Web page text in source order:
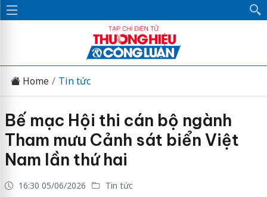
Home Tin tức
Bế mạc Hội thi cán bộ ngành
Tham mưu Cảnh sát biển Việt
Nam lần thứ hai
16:30 05/06/2026 Tin tức